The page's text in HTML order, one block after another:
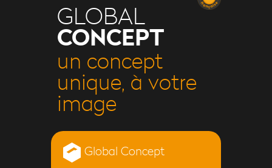
GLOBAL
CONCEPT
un concept
unique, à votre
image
Global Concept